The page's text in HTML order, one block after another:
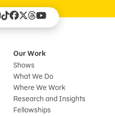
Our Work
Shows
What We Do
Where We Work
Research and Insights
Fellowships